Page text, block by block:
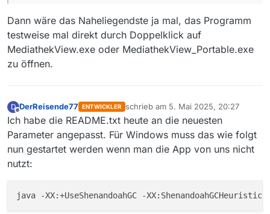
werden, wäre es schön, wenn man diese
allgemeinverständlich veröffentlicht.
Ganz vielen Dank, auch für das gesamte Projekt, sagt
ein schon in die Jahre gekommener IT’ler
Dann wäre das Naheliegendste ja mal, das Programm
testweise mal direkt durch Doppelklick auf
MediathekView.exe oder MediathekView_Portable.exe
zu öffnen.
D
Offline
DerReisende77 ENTWICKLER schrieb am 5. Mai 2025, 20:27
zuletzt editiert von
Ich habe die README.txt heute an die neuesten
Parameter angepasst. Für Windows muss das wie folgt
nun gestartet werden wenn man die App von uns nicht
nutzt:
java -XX:+UseShenandoahGC -